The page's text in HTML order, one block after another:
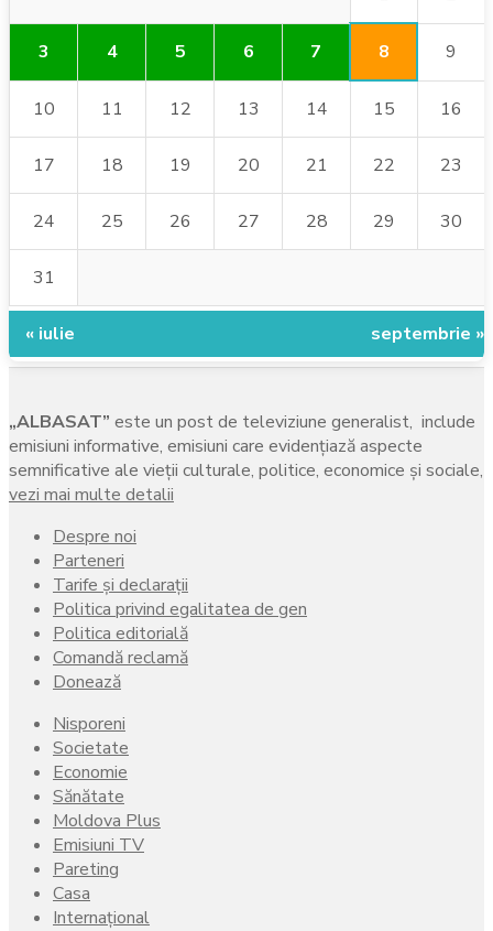
3 4 5 6 7 8 9
10 11 12 13 14 15 16
17 18 19 20 21 22 23
24 25 26 27 28 29 30
31
« iulie septembrie »
„ALBASAT” este un post de televiziune generalist, include
emisiuni informative, emisiuni care evidenţiază aspecte
semnificative ale vieţii culturale, politice, economice şi sociale,
vezi mai multe detalii
Despre noi
Parteneri
Tarife și declarații
Politica privind egalitatea de gen
Politica editorială
Comandă reclamă
Donează
Nisporeni
Societate
Economie
Sănătate
Moldova Plus
Emisiuni TV
Pareting
Casa
Internațional